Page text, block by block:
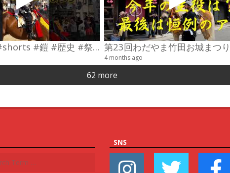
#コスプレ #shorts #鎧 #歴史 #祭り
4 months ago
62 more
SNS